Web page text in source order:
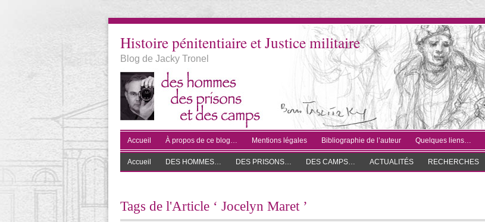
Histoire pénitentiaire et Justice militaire
Blog de Jacky Tronel
Accueil À propos de ce blog… Mentions légales Bibliographie de l’auteur Quelques liens…
Accueil DES HOMMES… DES PRISONS… DES CAMPS… ACTUALITÉS RECHERCHES
Tags de l'Article ‘ Jocelyn Maret ’